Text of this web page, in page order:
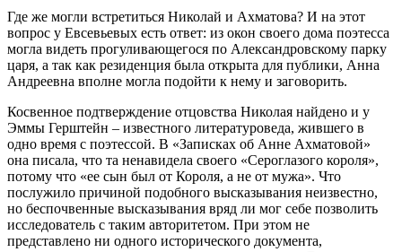
Где же могли встретиться Николай и Ахматова? И на этот
вопрос у Евсевьевых есть ответ: из окон своего дома поэтесса
могла видеть прогуливающегося по Александровскому парку
царя, а так как резиденция была открыта для публики, Анна
Андреевна вполне могла подойти к нему и заговорить.
Косвенное подтверждение отцовства Николая найдено и у
Эммы Герштейн – известного литературоведа, жившего в
одно время с поэтессой. В «Записках об Анне Ахматовой»
она писала, что та ненавидела своего «Сероглазого короля»,
потому что «ее сын был от Короля, а не от мужа». Что
послужило причиной подобного высказывания неизвестно,
но беспочвенные высказывания вряд ли мог себе позволить
исследователь с таким авторитетом. При этом не
представлено ни одного исторического документа,